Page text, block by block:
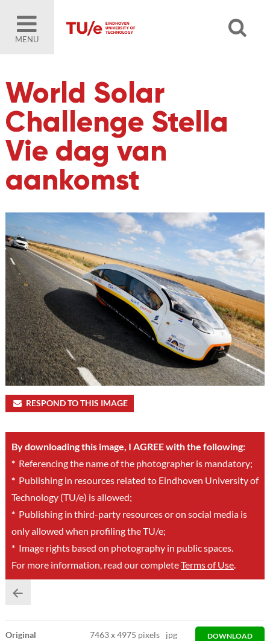
MENU
World Solar
Challenge Stella
Vie dag van
aankomst
RESPOND TO THIS IMAGE
By downloading this image, I AGREE with the following:
*Referencing the name of the photographer is mandatory;
*Publishing in resources related to Eindhoven University of
Technology (TU/e) is allowed;
*Publishing in third-party resources or on social media is
only allowed when profiling the TU/e;
*Image rights based on photography in public spaces.
For more information, read our completeTerms of Use.
Original 7463x4975 pixels jpg DOWNLOAD